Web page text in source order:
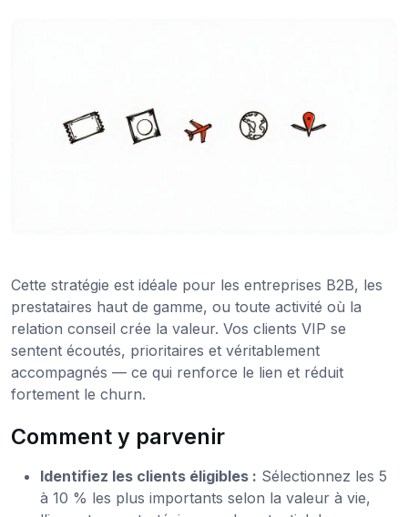
Cette stratégie est idéale pour les entreprises B2B, les
prestataires haut de gamme, ou toute activité où la
relation conseil crée la valeur. Vos clients VIP se
sentent écoutés, prioritaires et véritablement
accompagnés — ce qui renforce le lien et réduit
fortement le churn.
Comment y parvenir
Identifiez les clients éligibles : Sélectionnez les 5
à 10 % les plus importants selon la valeur à vie,